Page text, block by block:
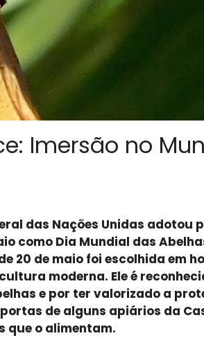
Imersão no
das Nações Unidas adotou
como Dia Mundial das
20 de maio foi escolhida em
moderna. Ele é
e por ter valorizado a
de alguns apiários da
que o alimentam.